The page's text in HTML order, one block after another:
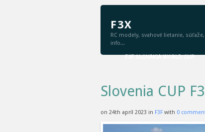
F3X
RC modely, svahové lietanie, súťaže,
info...
F3F SLOVAKIA WORLD CUP
Slovenia CUP
on 24th apríl 2023 in F3F with 0